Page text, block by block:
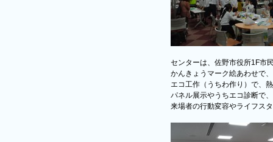
センターは、佐野市役所1F市
かんきょうマーク絵あわせで
エコ工作（うちわ作り）で、
パネル展示やうちエコ診断で
来場者の行動変容やライフス